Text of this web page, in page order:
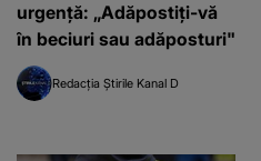
urgență: „Adăpostiţi-vă
în beciuri sau adăposturi"
Redacția Știrile Kanal D